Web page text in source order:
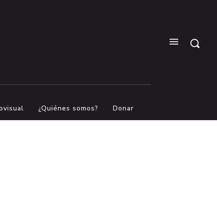
¿Quiénes somos? Donar